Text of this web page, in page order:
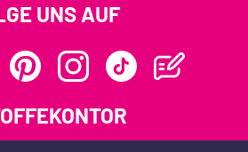
UNS AUF